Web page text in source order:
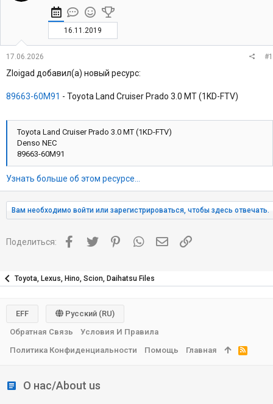
16.11.2019
17.06.2026 #1
Zloigad добавил(а) новый ресурс:
89663-60M91 - Toyota Land Cruiser Prado 3.0 MT (1KD-FTV)
Toyota Land Cruiser Prado 3.0 MT (1KD-FTV)
Denso NEC
89663-60M91
Узнать больше об этом ресурсе...
Вам необходимо войти или зарегистрироваться, чтобы здесь отвечать.
Поделиться: Facebook
Twitter PinterestWhatsAppЭлектронная почта
Ссылка
Toyota, Lexus, Hino, Scion, Daihatsu Files
О нас/About us
EFF
Русский (RU)
Обратная Связь
Условия И Правила
Политика Конфиденциальности
Помощь Главная
R
S